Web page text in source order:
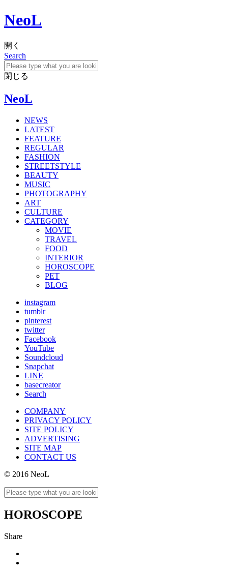
NeoL
開く
Search
閉じる
NeoL
NEWS
LATEST
FEATURE
REGULAR
FASHION
STREETSTYLE
BEAUTY
MUSIC
PHOTOGRAPHY
ART
CULTURE
CATEGORY
MOVIE
TRAVEL
FOOD
INTERIOR
HOROSCOPE
PET
BLOG
instagram
tumblr
pinterest
twitter
Facebook
YouTube
Soundcloud
Snapchat
LINE
basecreator
Search
COMPANY
PRIVACY POLICY
SITE POLICY
ADVERTISING
SITE MAP
CONTACT US
© 2016 NeoL
HOROSCOPE
Share